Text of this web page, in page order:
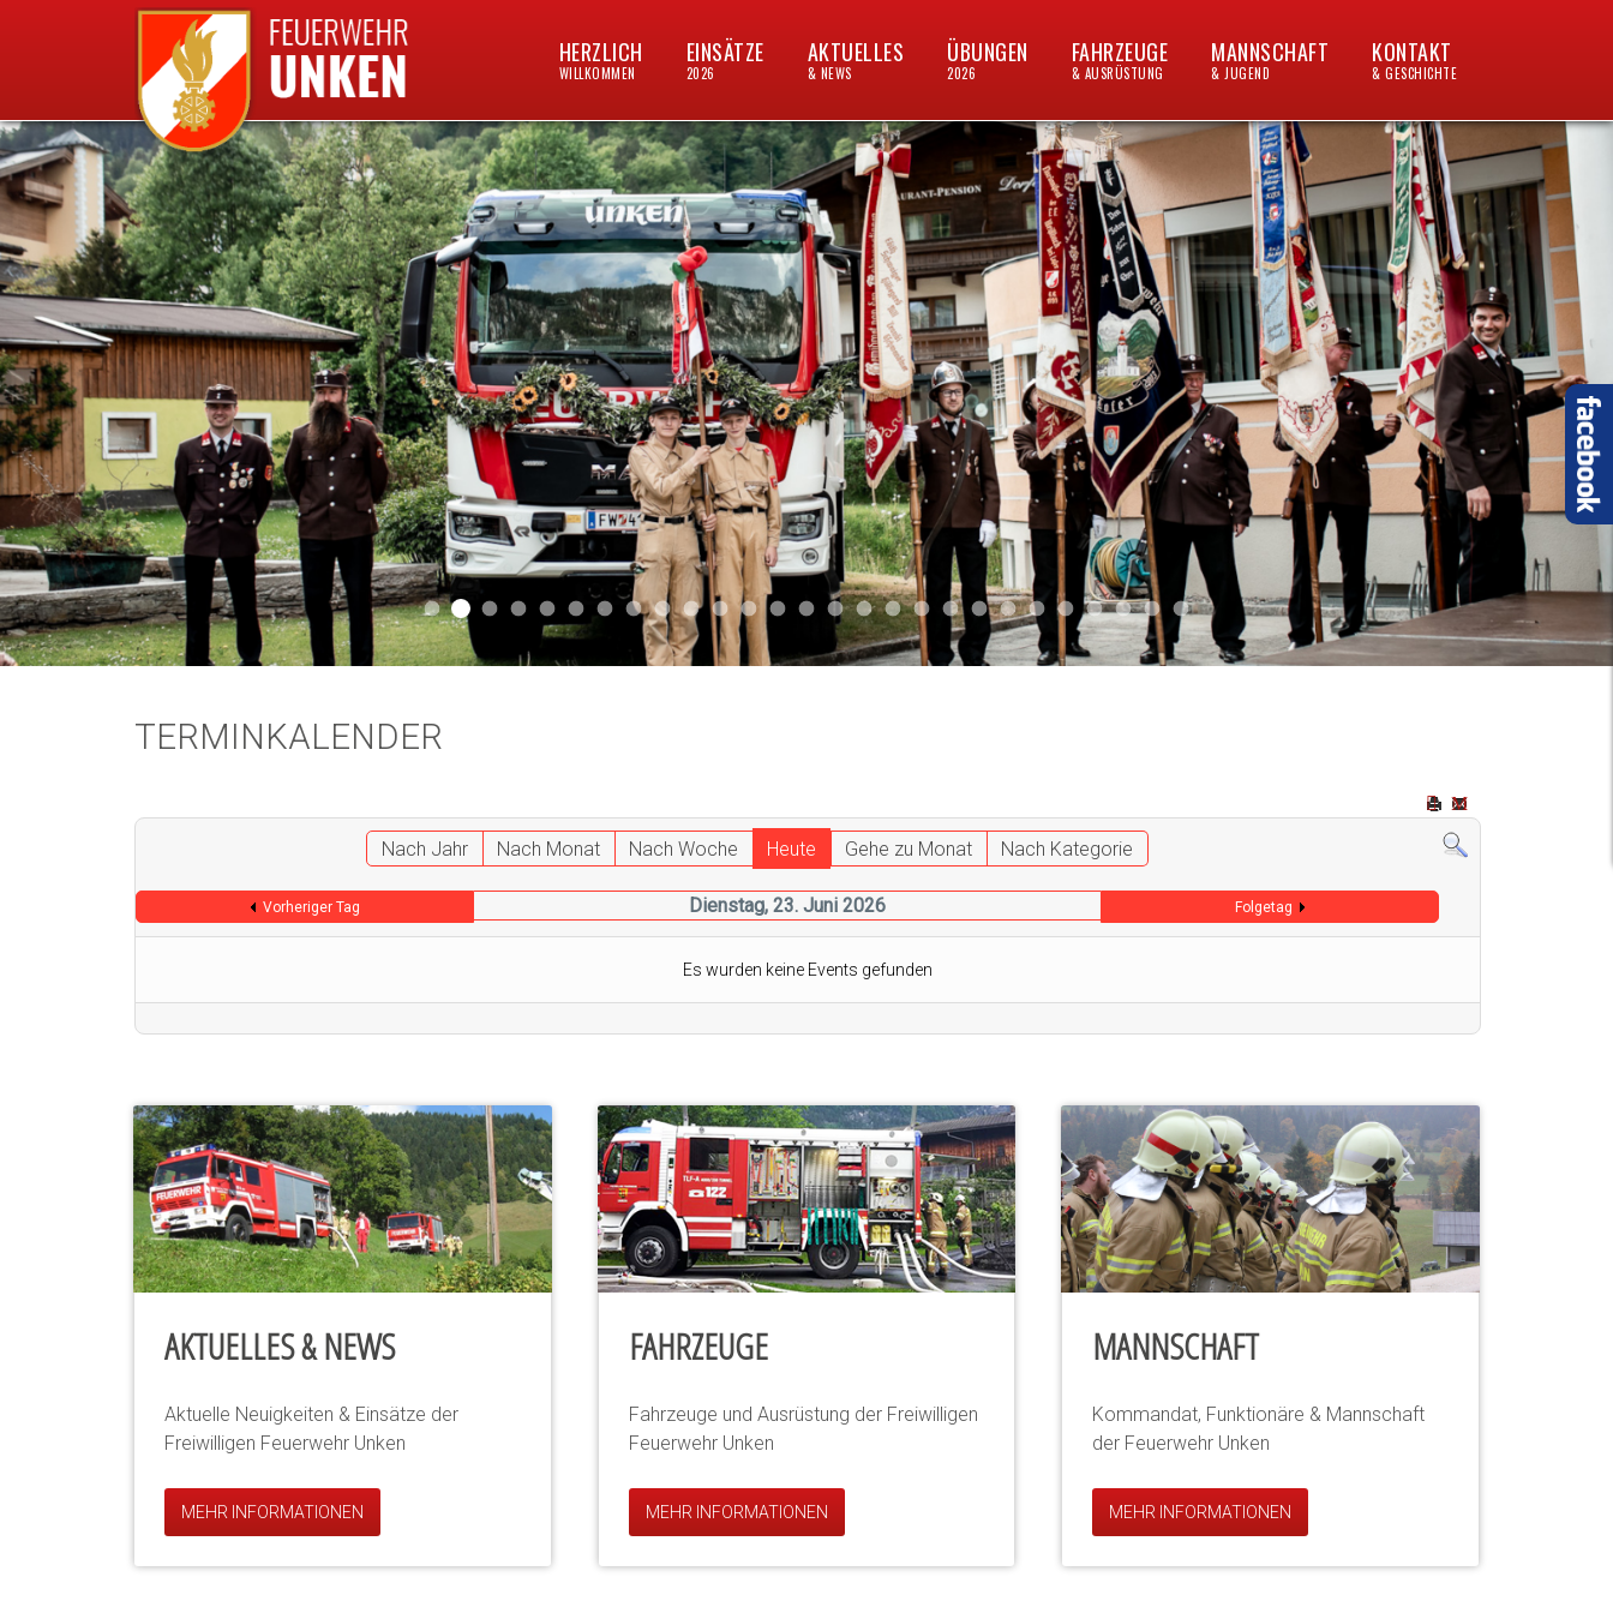
HERZLICH
WILLKOMMEN
EINSÄTZE
2026
AKTUELLES
& NEWS
ÜBUNGEN
2026
FAHRZEUGE
& AUSRÜSTUNG
MANNSCHAFT
& JUGEND
KONTAKT
& GESCHICHTE
Aktuell 046Aktuell 047
Start 011Aktuell 044
Aktuell 043
Aktuell 041
Aktuell 042
Aktuell 035
Aktuell 031
Aktuell 032
Aktuell 033
Aktuell 029
Aktuell 027
Aktuell 026
Start 013Aktuell 024
Aktuell 019
Auto 010Start 010
Start 002Auto 002Auto 009Auto 006
Start 008Start 005
Start 003Start 006
TERMINKALENDER
Nach Jahr Nach Monat Nach Woche Heute Gehe zu Monat Nach Kategorie
Vorheriger Tag Dienstag, 23. Juni 2026 Folgetag
Es wurden keine Events gefunden
AKTUELLES & NEWS
Aktuelle Neuigkeiten & Einsätze der
Freiwilligen Feuerwehr Unken
MEHR INFORMATIONEN
FAHRZEUGE
Fahrzeuge und Ausrüstung der Freiwilligen
Feuerwehr Unken
MEHR INFORMATIONEN
MANNSCHAFT
Kommandat, Funktionäre & Mannschaft
der Feuerwehr Unken
MEHR INFORMATIONEN